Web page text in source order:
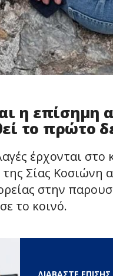
η επίσημη
το πρώτο
έρχονται
Σίας Κοσιώνη
στην
το κοινό.